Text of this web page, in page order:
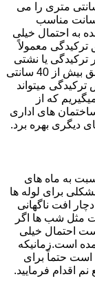
های نشت یابی لوله صوتی تا عمق 40 سانتی متری را می
نشت یابی کنند و برای عمقی بالاتر از 40 سانت مناسب
به احتمال خیلی
معمولاً
اگر ترکیدگی یا نشتی
لوله زیاد باشد و صدایی را ایجاد کند حتی اگر عمق بیش از 40 سانتی
میتواند
که از
های اداری
دیگری بهره برد.
به ماه های
برای لوله ها
افت ناگهانی
مثل شب ها اگر
احتمال خیلی
است.زمانیکه
است حتماً برای
اقدام فرمایید.